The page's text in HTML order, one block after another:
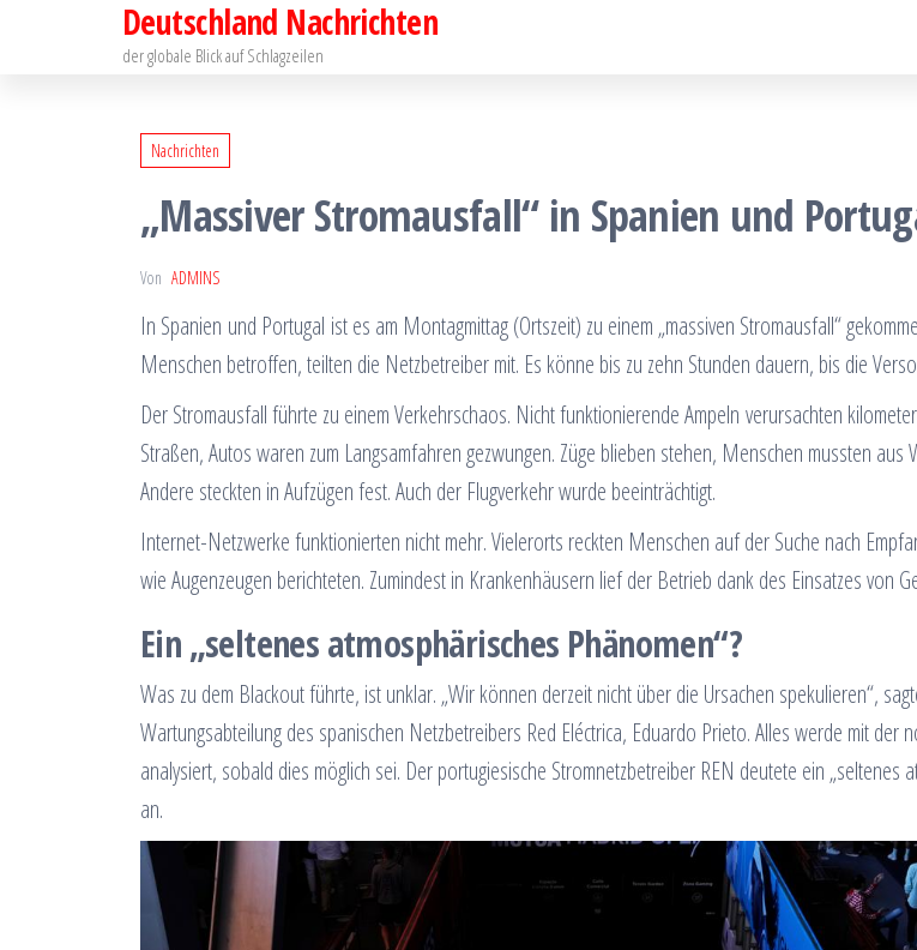
Deutschland Nachrichten
der globale Blick auf Schlagzeilen
Nachrichten
„Massiver Stromausfall“ in Spanien und
Von ADMINS
In Spanien und Portugal ist es am Montagmittag (Ortszeit) zu einem „massiven Stromausfall“
Menschen betroffen, teilten die Netzbetreiber mit. Es könne bis zu zehn Stunden dauern, bis die
Der Stromausfall führte zu einem Verkehrschaos. Nicht funktionierende Ampeln verursachten
Straßen, Autos waren zum Langsamfahren gezwungen. Züge blieben stehen, Menschen mussten aus
Andere steckten in Aufzügen fest. Auch der Flugverkehr wurde beeinträchtigt.
Internet-Netzwerke funktionierten nicht mehr. Vielerorts reckten Menschen auf der Suche nach
wie Augenzeugen berichteten. Zumindest in Krankenhäusern lief der Betrieb dank des Einsatzes von
Ein „seltenes atmosphärisches Phänomen“?
Was zu dem Blackout führte, ist unklar. „Wir können derzeit nicht über die Ursachen spekulieren“,
Wartungsabteilung des spanischen Netzbetreibers Red Eléctrica, Eduardo Prieto. Alles werde mit der
analysiert, sobald dies möglich sei. Der portugiesische Stromnetzbetreiber REN deutete ein „seltenes
an.